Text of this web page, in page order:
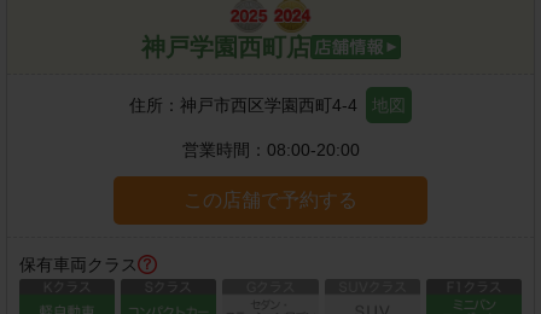
神戸学園西町店
住所： 神戸市西区学園西町4-4 地図
営業時間： 08:00-20:00
この店舗で予約する
保有車両クラス